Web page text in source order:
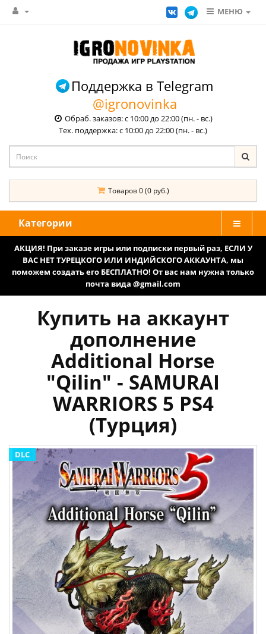
МЕНЮ
Поддержка в Telegram
@igronovinka
Обраб. заказов: с 10:00 до 22:00 (пн. - вс.)
Тех. поддержка: с 10:00 до 22:00 (пн. - вс.)
Товаров 0 (0 руб.)
Категории
АКЦИЯ! При заказе игры или подписки первый раз, ЕСЛИ У
ВАС НЕТ ТУРЕЦКОГО ИЛИ ИНДИЙСКОГО АККАУНТА, мы
поможем создать его БЕСПЛАТНО! От вас нам нужна только
почта вида @gmail.com
Купить на аккаунт
дополнение
Additional Horse
"Qilin" - SAMURAI
WARRIORS 5 PS4
(Турция)
DLC